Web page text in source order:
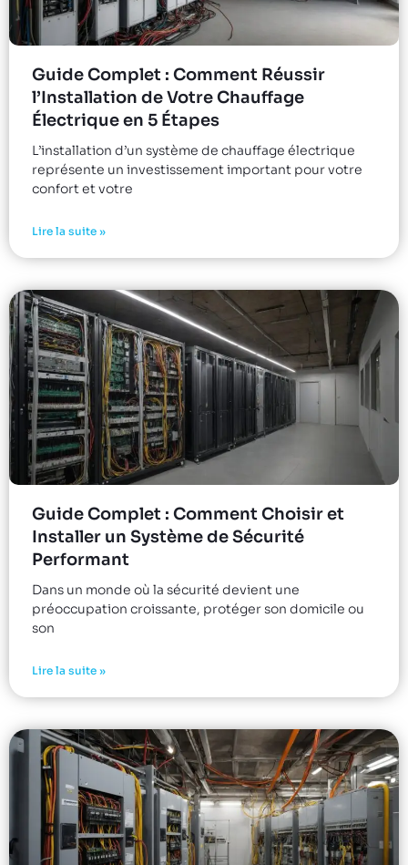
Guide Complet : Comment Réussir
l’Installation de Votre Chauffage
Électrique en 5 Étapes
L’installation d’un système de chauffage électrique
représente un investissement important pour votre
confort et votre
Lire la suite »
Guide Complet : Comment Choisir et
Installer un Système de Sécurité
Performant
Dans un monde où la sécurité devient une
préoccupation croissante, protéger son domicile ou
son
Lire la suite »